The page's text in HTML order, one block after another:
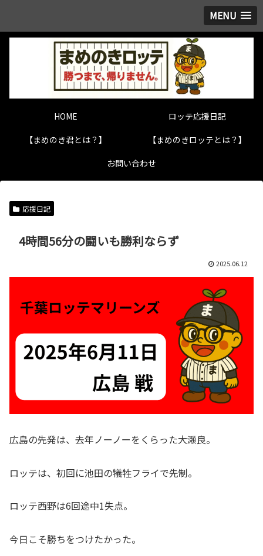
MENU
HOME
ロッテ応援日記
【まめのき君とは？】
【まめのきロッテとは？】
お問い合わせ
応援日記
4時間56分の闘いも勝利ならず
2025.06.12
広島の先発は、去年ノーノーをくらった大瀬良。
ロッテは、初回に池田の犠牲フライで先制。
ロッテ西野は6回途中1失点。
今日こそ勝ちをつけたかった。